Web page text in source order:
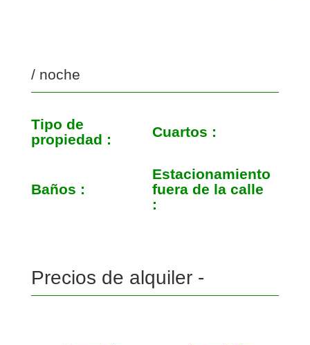
/ noche
Tipo de
propiedad :
Cuartos :
Baños :
Estacionamiento
fuera de la calle
:
Precios de alquiler -